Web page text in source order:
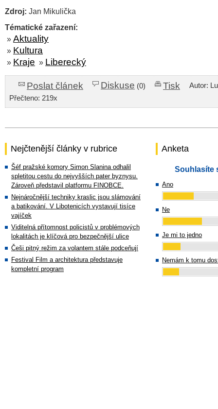
Zdroj: Jan Mikulička
Tématické zařazení:
» Aktuality
» Kultura
» Kraje » Liberecký
Poslat článek Diskuse (0) Tisk
Autor:
Přečteno: 219x
Nejčtenější články v rubrice
Šéf pražské komory Simon Slanina odhalil
spletitou cestu do nejvyšších pater byznysu.
Zároveň představil platformu FINOBCE.
Nejnáročnější techniky kraslic jsou slámování
a batikování. V Libotenicích vystavují tisíce
vajíček
Viditelná přítomnost policistů v problémových
lokalitách je klíčová pro bezpečnější ulice
Češi pitný režim za volantem stále podceňují
Festival Film a architektura představuje
kompletní program
Anketa
Souhlasíte
Ano
Ne
Je mi to jedno
Nemám k tomu